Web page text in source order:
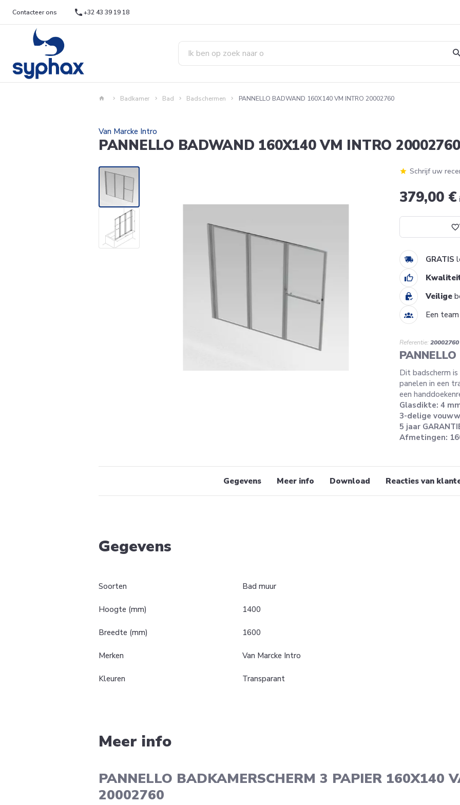
Contacteer ons +32 43 39 19 18
Badkamer Bad Badschermen PANNELLO BADWAND 160X140 VM INTRO 20002760
Van Marcke Intro
PANNELLO BADWAND 160X140 VM INTRO 20002760
Schrijf uw
379,00 €
GRATIS
Veilige
Een
Referentie: 20002760
PANNELLO
Dit badscherm
panelen in een
een
Glasdikte: 4
3-delige
5 jaar
Afmetingen:
Gegevens Meer info Download Reacties van
Gegevens
Soorten Bad muur
Hoogte (mm) 1400
Breedte (mm) 1600
Merken Van Marcke Intro
Kleuren Transparant
Meer info
PANNELLO BADKAMERSCHERM 3 PAPIER 160X140
20002760